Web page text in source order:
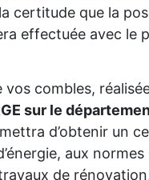
certitude que la
effectuée avec le
vos combles,
sur le
d’obtenir un
aux normes
de